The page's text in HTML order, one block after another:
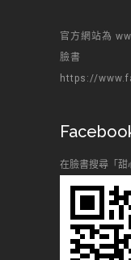
官方網站為
臉書
https://
在臉書搜尋「甜